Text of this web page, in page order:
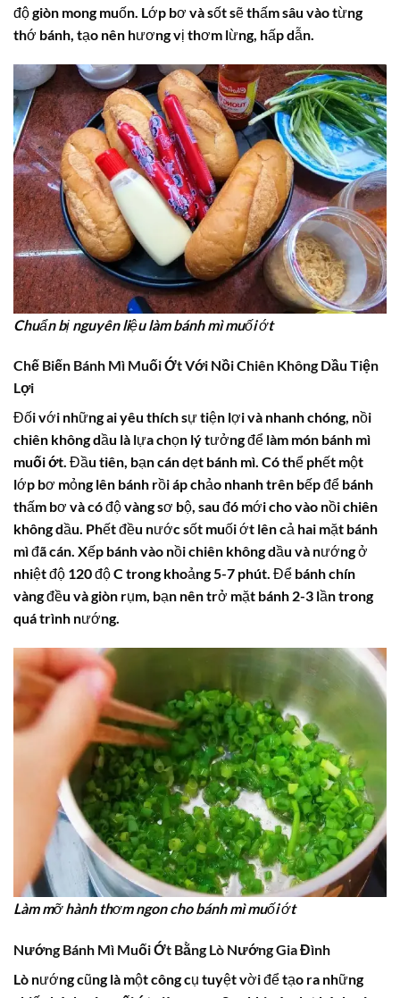
độ giòn mong muốn. Lớp bơ và sốt sẽ thấm sâu vào từng
thớ bánh, tạo nên hương vị thơm lừng, hấp dẫn.
Chuẩn bị nguyên liệu làm bánh mì muối ớt
Chế Biến Bánh Mì Muối Ớt Với Nồi Chiên Không Dầu Tiện
Lợi
Đối với những ai yêu thích sự tiện lợi và nhanh chóng, nồi
chiên không dầu là lựa chọn lý tưởng để làm món bánh mì
muối ớt. Đầu tiên, bạn cán dẹt bánh mì. Có thể phết một
lớp bơ mỏng lên bánh rồi áp chảo nhanh trên bếp để bánh
thấm bơ và có độ vàng sơ bộ, sau đó mới cho vào nồi chiên
không dầu. Phết đều nước sốt muối ớt lên cả hai mặt bánh
mì đã cán. Xếp bánh vào nồi chiên không dầu và nướng ở
nhiệt độ 120 độ C trong khoảng 5-7 phút. Để bánh chín
vàng đều và giòn rụm, bạn nên trở mặt bánh 2-3 lần trong
quá trình nướng.
Làm mỡ hành thơm ngon cho bánh mì muối ớt
Nướng Bánh Mì Muối Ớt Bằng Lò Nướng Gia Đình
Lò nướng cũng là một công cụ tuyệt vời để tạo ra những